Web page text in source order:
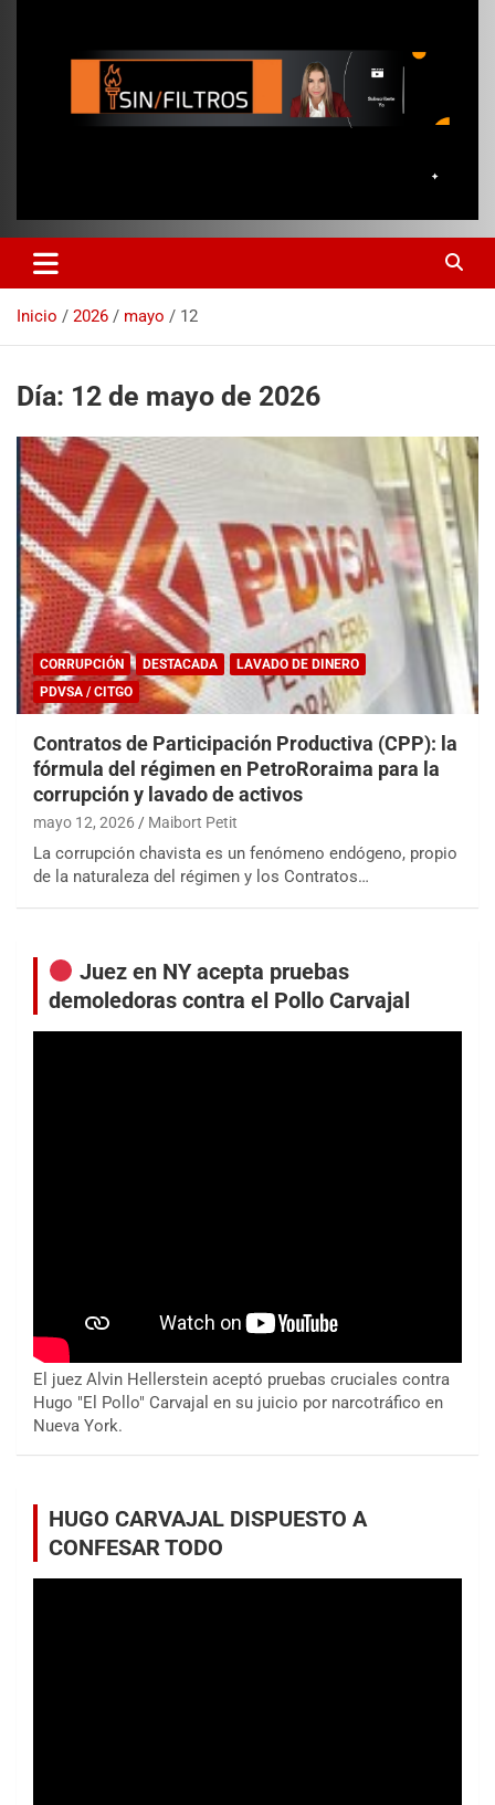
Inicio 2026 mayo 12
Día: 12 de mayo de 2026
CORRUPCIÓN DESTACADA
LAVADO DE DINERO
PDVSA / CITGO
Contratos de Participación Productiva (CPP): la
fórmula del régimen en PetroRoraima para la
corrupción y lavado de activos
mayo 12, 2026 Maibort Petit
La corrupción chavista es un fenómeno endógeno, propio
de la naturaleza del régimen y los Contratos…
Juez en NY acepta pruebas
demoledoras contra el Pollo Carvajal
El juez Alvin Hellerstein aceptó pruebas cruciales contra
Hugo "El Pollo" Carvajal en su juicio por narcotráfico en
Nueva York.
HUGO CARVAJAL DISPUESTO A
CONFESAR TODO